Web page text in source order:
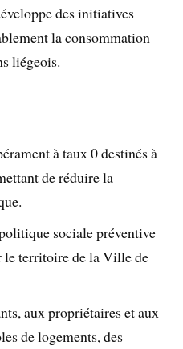
des initiatives
la consommation
liégeois.
à taux 0 destinés à
de réduire la
sociale préventive
le territoire de la Ville de
aux propriétaires et aux
de logements, des